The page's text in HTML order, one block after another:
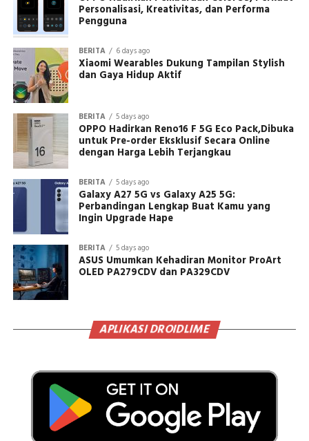
Personalisasi, Kreativitas, dan Performa
Pengguna
BERITA 6 days ago
Xiaomi Wearables Dukung Tampilan Stylish
dan Gaya Hidup Aktif
BERITA 5 days ago
OPPO Hadirkan Reno16 F 5G Eco Pack,Dibuka
untuk Pre-order Eksklusif Secara Online
dengan Harga Lebih Terjangkau
BERITA 5 days ago
Galaxy A27 5G vs Galaxy A25 5G:
Perbandingan Lengkap Buat Kamu yang
Ingin Upgrade Hape
BERITA 5 days ago
ASUS Umumkan Kehadiran Monitor ProArt
OLED PA279CDV dan PA329CDV
APLIKASI DROIDLIME